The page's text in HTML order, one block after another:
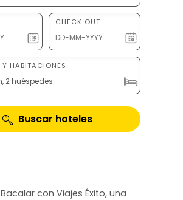
CHECK OUT
Y HABITACIONES
2 huéspedes
Buscar hoteles
con Viajes Éxito, una